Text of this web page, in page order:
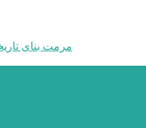
مرمت بنای